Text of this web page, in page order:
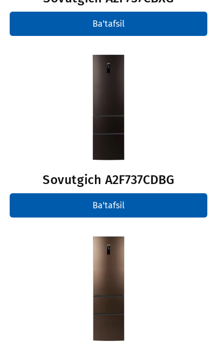
Ba'tafsil
Sovutgich A2F737CDBG
Ba'tafsil